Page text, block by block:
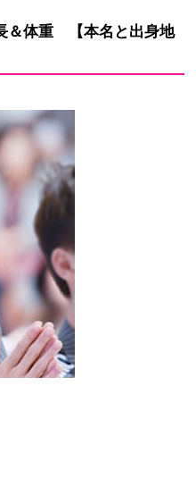
＆体重 【本名と出身地